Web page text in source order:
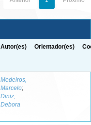
Autor(es) Orientador(es)
Medeiros,
Marcelo;
Diniz,
Debora
- -